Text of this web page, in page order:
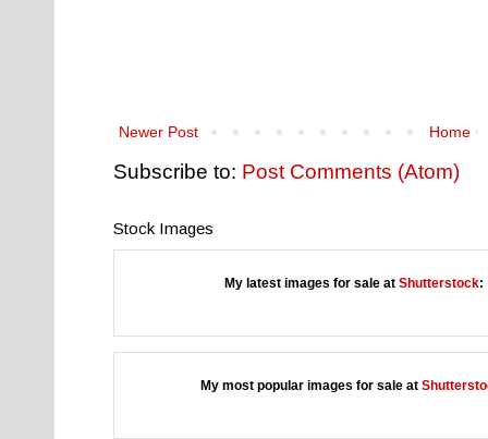
Newer Post Home
Subscribe to: Post Comments (Atom)
Stock Images
My latest images for sale at Shutterstock:
My most popular images for sale at